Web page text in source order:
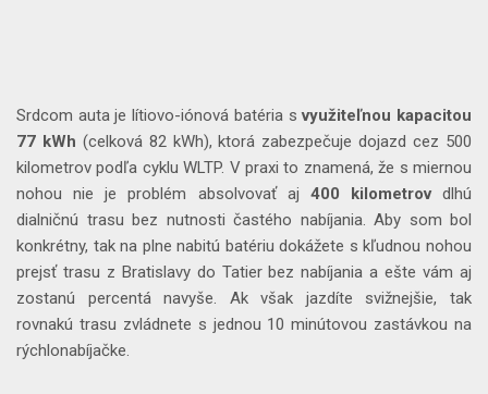
Srdcom auta je lítiovo-iónová batéria svyužiteľnou kapacitou
77 kWh (celková 82 kWh), ktorá zabezpečuje dojazd cez 500
kilometrov podľa cyklu WLTP. V praxi to znamená, že s miernou
nohou nie je problém absolvovať aj 400 kilometrovdlhú
dialničnú trasu bez nutnosti častého nabíjania. Aby som bol
konkrétny, tak na plne nabitú batériu dokážete s kľudnou nohou
prejsť trasu z Bratislavy do Tatier bez nabíjania a ešte vám aj
zostanú percentá navyše. Ak však jazdíte svižnejšie, tak
rovnakú trasu zvládnete s jednou 10 minútovou zastávkou na
rýchlonabíjačke.